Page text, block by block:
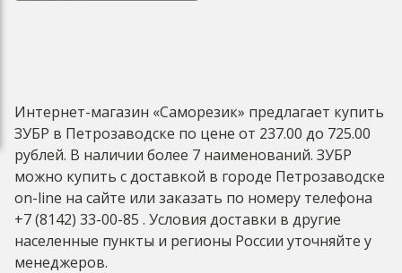
Интернет-магазин «Саморезик» предлагает купить
ЗУБР в Петрозаводске по цене от 237.00 до 725.00
рублей. В наличии более 7 наименований. ЗУБР
можно купить с доставкой в городе Петрозаводске
on-line на сайте или заказать по номеру телефона
+7 (8142) 33-00-85 . Условия доставки в другие
населенные пункты и регионы России уточняйте у
менеджеров.